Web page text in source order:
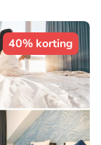
40% korting